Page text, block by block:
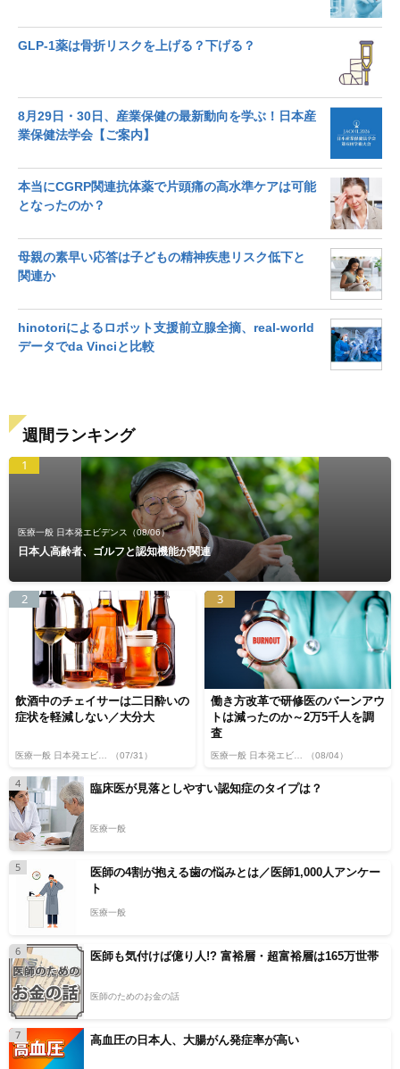
GLP-1薬は骨折リスクを上げる？下げる？
8月29日・30日、産業保健の最新動向を学ぶ！日本産
業保健法学会【ご案内】
本当にCGRP関連抗体薬で片頭痛の高水準ケアは可能
となったのか？
母親の素早い応答は子どもの精神疾患リスク低下と
関連か
hinotoriによるロボット支援前立腺全摘、real-world
データでda Vinciと比較
週間ランキング
1
医療一般 日本発エビデンス （08/06）
日本人高齢者、ゴルフと認知機能が関連
2
飲酒中のチェイサーは二日酔いの
症状を軽減しない／大分大
（07/31）
3
働き方改革で研修医のバーンアウ
トは減ったのか～2万5千人を調
査
（08/04）
4 臨床医が見落としやすい認知症のタイプは？
医療一般
5
医師の4割が抱える歯の悩みとは／医師1,000人アンケー
ト
医療一般
6 医師も気付けば億り人!? 富裕層・超富裕層は165万世帯
医師のためのお金の話
7 高血圧の日本人、大腸がん発症率が高い